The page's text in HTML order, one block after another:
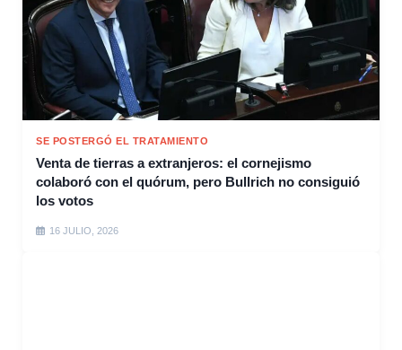
SE POSTERGÓ EL TRATAMIENTO
Venta de tierras a extranjeros: el cornejismo
colaboró con el quórum, pero Bullrich no consiguió
los votos
16 JULIO, 2026